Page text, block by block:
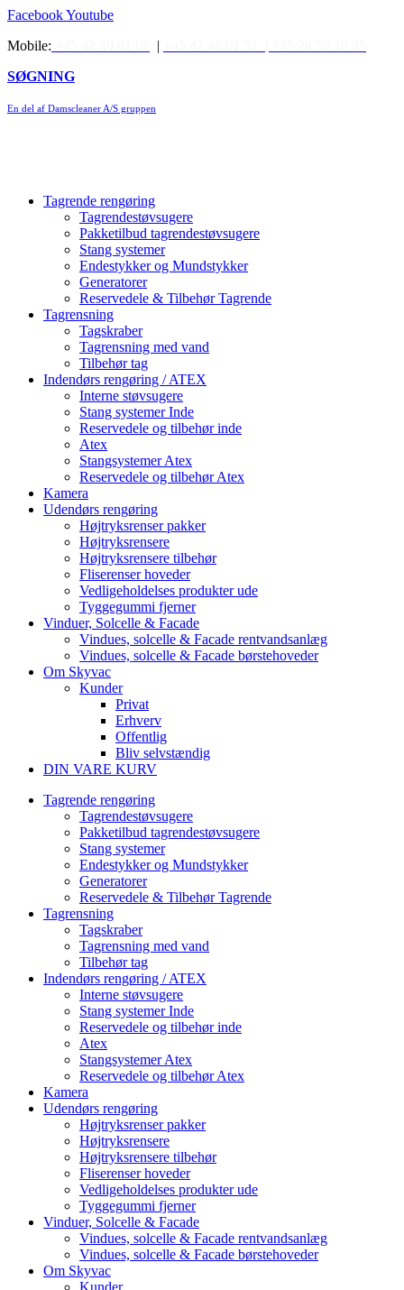
Videre
indhold
FacebookYoutube
Mobile:
|
SØGNING
En del af Damscleaner A/S gruppen
Tagrende rengøring
Tagrendestøvsugere
Pakketilbud tagrendestøvsugere
Stang systemer
Endestykker og Mundstykker
Generatorer
Reservedele & Tilbehør Tagrende
Tagrensning
Tagskraber
Tagrensning med vand
Tilbehør tag
Indendørs rengøring / ATEX
Interne støvsugere
Stang systemer Inde
Reservedele og tilbehør inde
Atex
Stangsystemer Atex
Reservedele og tilbehør Atex
Kamera
Udendørs rengøring
Højtryksrenser pakker
Højtryksrensere
Højtryksrensere tilbehør
Fliserenser hoveder
Vedligeholdelses produkter ude
Tyggegummi fjerner
Vinduer, Solcelle & Facade
Vindues, solcelle & Facade rentvandsanlæg
Vindues, solcelle & Facade børstehoveder
Om Skyvac
Kunder
Privat
Erhverv
Offentlig
Bliv selvstændig
DIN VARE KURV
Tagrende rengøring
Tagrendestøvsugere
Pakketilbud tagrendestøvsugere
Stang systemer
Endestykker og Mundstykker
Generatorer
Reservedele & Tilbehør Tagrende
Tagrensning
Tagskraber
Tagrensning med vand
Tilbehør tag
Indendørs rengøring / ATEX
Interne støvsugere
Stang systemer Inde
Reservedele og tilbehør inde
Atex
Stangsystemer Atex
Reservedele og tilbehør Atex
Kamera
Udendørs rengøring
Højtryksrenser pakker
Højtryksrensere
Højtryksrensere tilbehør
Fliserenser hoveder
Vedligeholdelses produkter ude
Tyggegummi fjerner
Vinduer, Solcelle & Facade
Vindues, solcelle & Facade rentvandsanlæg
Vindues, solcelle & Facade børstehoveder
Om Skyvac
Kunder